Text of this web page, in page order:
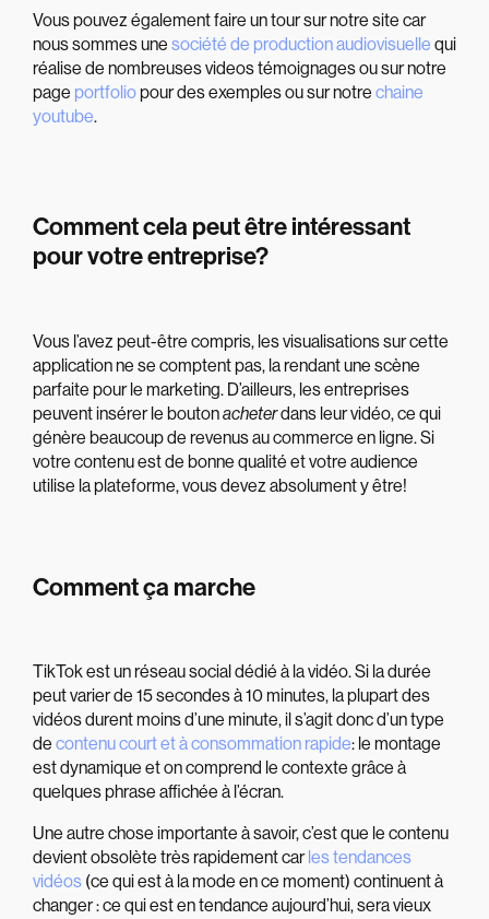
Vous pouvez également faire un tour sur notre site car
nous sommes une société de production audiovisuelle qui
réalise de nombreuses videos témoignages ou sur notre
page portfoliopour des exemples ou sur notre chaine
youtube.
Comment cela peut être intéressant
pour votre entreprise?
Vous l’avez peut-être compris, les visualisations sur cette
application ne se comptent pas, la rendant une scène
parfaite pour le marketing. D’ailleurs, les entreprises
peuvent insérer le boutonacheterdans leur vidéo, ce qui
génère beaucoup de revenus au commerce en ligne. Si
votre contenu est de bonne qualité et votre audience
utilise la plateforme, vous devez absolument y être!
Comment ça marche
TikTok est un réseau social dédié à la vidéo. Si la durée
peut varier de 15 secondes à 10 minutes, la plupart des
vidéos durent moins d’une minute, il s’agit donc d’un type
de contenu court et à consommation rapide: le montage
est dynamique et on comprend le contexte grâce à
quelques phrase affichée à l’écran.
Une autre chose importante à savoir, c’est que le contenu
devient obsolète très rapidement carles tendances
vidéos (ce qui est à la mode en ce moment) continuent à
changer : ce qui est en tendance aujourd’hui, sera vieux